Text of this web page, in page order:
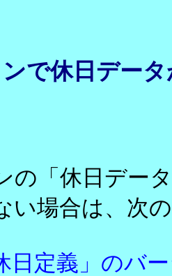
で休日デー
の「休日デー
い場合は、次
日定義」のバ